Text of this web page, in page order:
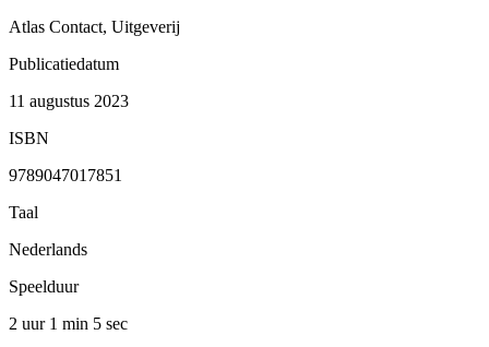
Atlas Contact, Uitgeverij
Publicatiedatum
11 augustus 2023
ISBN
9789047017851
Taal
Nederlands
Speelduur
2 uur 1 min 5 sec